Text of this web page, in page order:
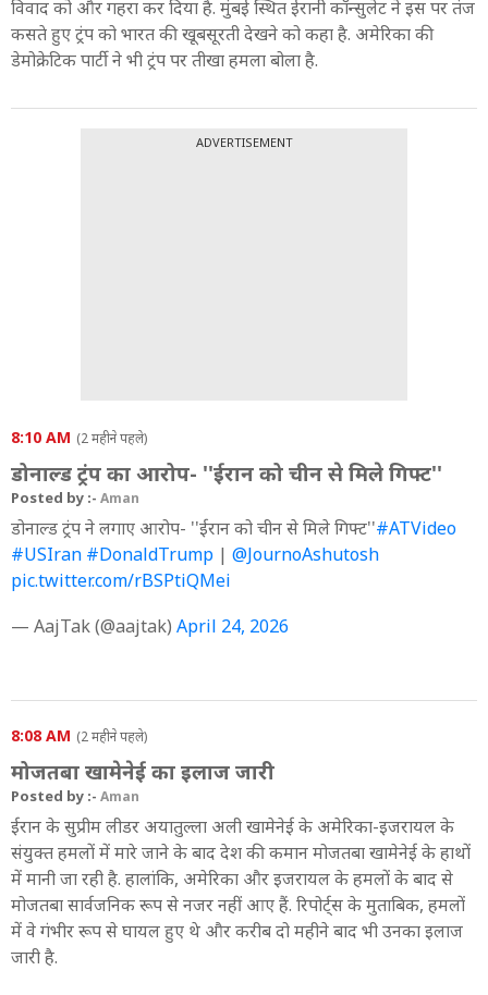
विवाद को और गहरा कर दिया है. मुंबई स्थित ईरानी कॉन्सुलेट ने इस पर तंज
कसते हुए ट्रंप को भारत की खूबसूरती देखने को कहा है. अमेरिका की
डेमोक्रेटिक पार्टी ने भी ट्रंप पर तीखा हमला बोला है.
ADVERTISEMENT
8:10 AM (2 महीने पहले)
डोनाल्ड ट्रंप का आरोप- ''ईरान को चीन से मिले गिफ्ट''
Posted by :- Aman
डोनाल्ड ट्रंप ने लगाए आरोप- ''ईरान को चीन से मिले गिफ्ट''#ATVideo
#USIran #DonaldTrump | @JournoAshutosh
pic.twitter.com/rBSPtiQMei
— AajTak (@aajtak) April 24, 2026
8:08 AM (2 महीने पहले)
मोजतबा खामेनेई का इलाज जारी
Posted by :- Aman
ईरान के सुप्रीम लीडर अयातुल्ला अली खामेनेई के अमेरिका-इजरायल के
संयुक्त हमलों में मारे जाने के बाद देश की कमान मोजतबा खामेनेई के हाथों
में मानी जा रही है. हालांकि, अमेरिका और इजरायल के हमलों के बाद से
मोजतबा सार्वजनिक रूप से नजर नहीं आए हैं. रिपोर्ट्स के मुताबिक, हमलों
में वे गंभीर रूप से घायल हुए थे और करीब दो महीने बाद भी उनका इलाज
जारी है.